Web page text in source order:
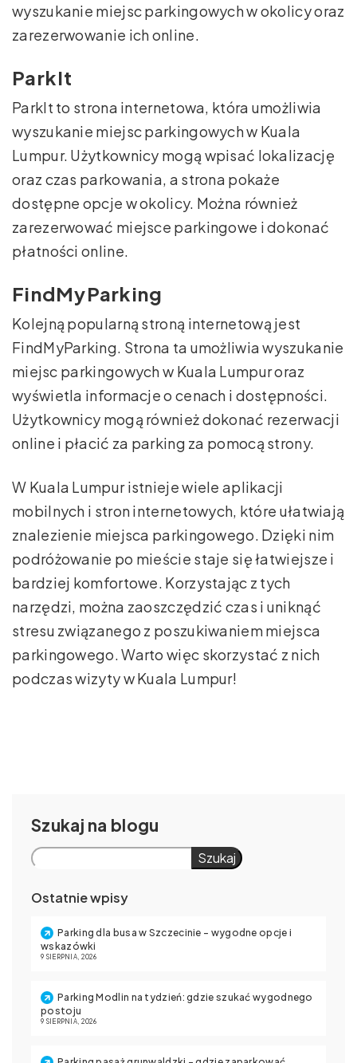
wyszukanie miejsc parkingowych w okolicy oraz
zarezerwowanie ich online.
ParkIt
ParkIt to strona internetowa, która umożliwia
wyszukanie miejsc parkingowych w Kuala
Lumpur. Użytkownicy mogą wpisać lokalizację
oraz czas parkowania, a strona pokaże
dostępne opcje w okolicy. Można również
zarezerwować miejsce parkingowe i dokonać
płatności online.
FindMyParking
Kolejną popularną stroną internetową jest
FindMyParking. Strona ta umożliwia wyszukanie
miejsc parkingowych w Kuala Lumpur oraz
wyświetla informacje o cenach i dostępności.
Użytkownicy mogą również dokonać rezerwacji
online i płacić za parking za pomocą strony.
W Kuala Lumpur istnieje wiele aplikacji
mobilnych i stron internetowych, które ułatwiają
znalezienie miejsca parkingowego. Dzięki nim
podróżowanie po mieście staje się łatwiejsze i
bardziej komfortowe. Korzystając z tych
narzędzi, można zaoszczędzić czas i uniknąć
stresu związanego z poszukiwaniem miejsca
parkingowego. Warto więc skorzystać z nich
podczas wizyty w Kuala Lumpur!
Szukaj
Szukaj
Ostatnie wpisy
Parking dla busa w Szczecinie – wygodne opcje i
wskazówki
9 SIERPNIA, 2026
Parking Modlin na tydzień: gdzie szukać wygodnego
postoju
9 SIERPNIA, 2026